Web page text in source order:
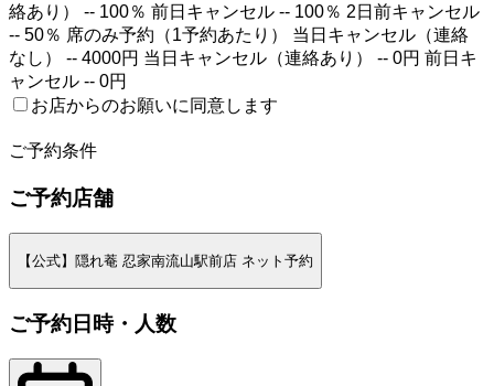
絡あり） -- 100％ 前日キャンセル -- 100％ 2日前キャンセル
-- 50％ 席のみ予約（1予約あたり） 当日キャンセル（連絡
なし） -- 4000円 当日キャンセル（連絡あり） -- 0円 前日キ
ャンセル -- 0円
お店からのお願いに同意します
ご予約条件
ご予約店舗
【公式】隠れ菴 忍家南流山駅前店 ネット予約
ご予約日時・人数